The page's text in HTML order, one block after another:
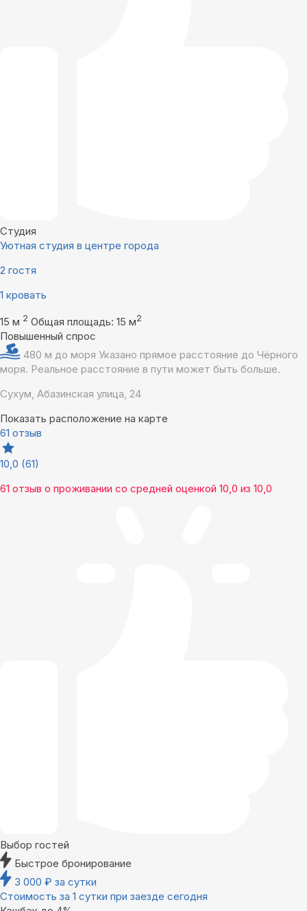
Студия
Уютная студия в центре города
2 гостя
1 кровать
15 м 2 Общая площадь: 15 м2
Повышенный спрос
480 м до моря Указано прямое расстояние до Чёрного
моря. Реальное расстояние в пути может быть больше.
Сухум, Абазинская улица, 24
Показать расположение на карте
61 отзыв
10,0 (61)
61 отзыв о проживании со средней оценкой 10,0 из 10,0
Выбор гостей
Быстрое бронирование
3 000 ₽ за сутки
Стоимость за 1 сутки при заезде сегодня